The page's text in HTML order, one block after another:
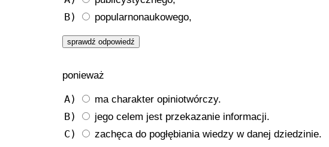
B) popularnonaukowego,
ponieważ
A) ma charakter opiniotwórczy.
B) jego celem jest przekazanie informacji.
C) zachęca do pogłębiania wiedzy w danej dziedzinie.